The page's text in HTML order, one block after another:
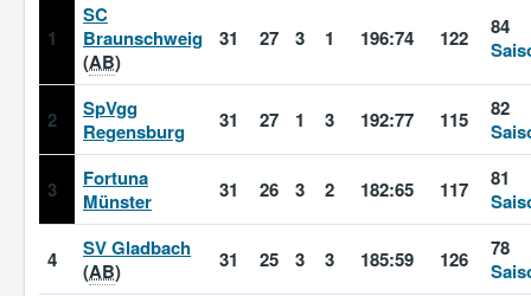
1
SC
Braunschweig
(AB)
31 27 3 1 196:74 122
84
2
SpVgg
Regensburg
31 27 1 3 192:77 115
82
3
Fortuna
Münster
31 26 3 2 182:65 117
81
4
SV Gladbach
(AB) 31 25 3 3 185:59 126
78